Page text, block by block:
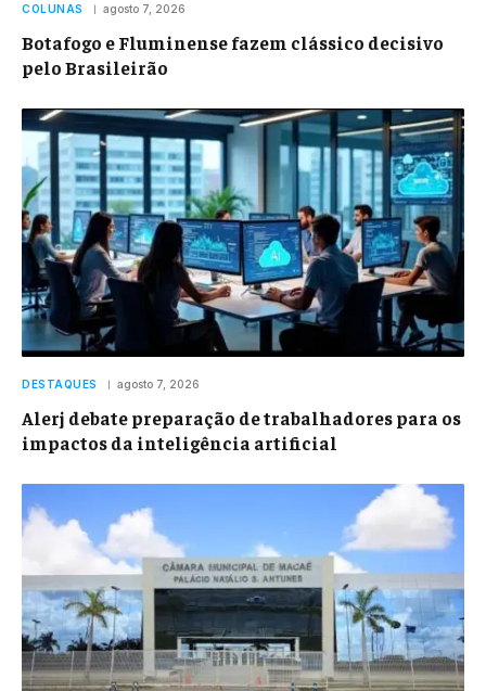
COLUNAS agosto 7, 2026
Botafogo e Fluminense fazem clássico decisivo
pelo Brasileirão
DESTAQUES agosto 7, 2026
Alerj debate preparação de trabalhadores para os
impactos da inteligência artificial